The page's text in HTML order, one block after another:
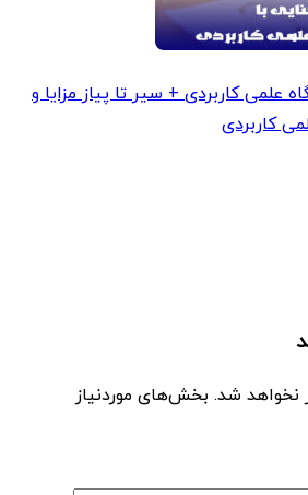
علمی کاربردی + سیر تا پیاز مزایا و
کاربردی
نخواهد شد. بخش‌های موردنیاز